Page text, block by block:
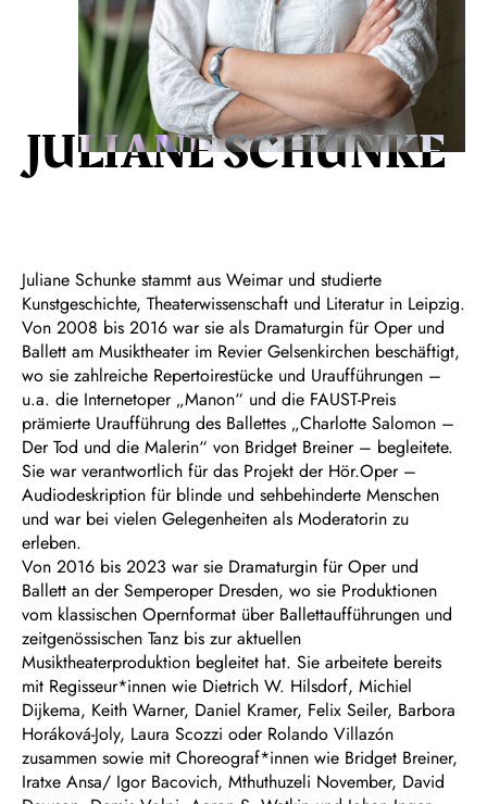
JULIANE SCHUNKE
Juliane Schunke stammt aus Weimar und studierte
Kunstgeschichte, Theaterwissenschaft und Literatur in Leipzig.
Von 2008 bis 2016 war sie als Dramaturgin für Oper und
Ballett am Musiktheater im Revier Gelsenkirchen beschäftigt,
wo sie zahlreiche Repertoirestücke und Uraufführungen –
u.a. die Internetoper „Manon“ und die FAUST-Preis
prämierte Uraufführung des Ballettes „Charlotte Salomon –
Der Tod und die Malerin“ von Bridget Breiner – begleitete.
Sie war verantwortlich für das Projekt der Hör.Oper –
Audiodeskription für blinde und sehbehinderte Menschen
und war bei vielen Gelegenheiten als Moderatorin zu
erleben.
Von 2016 bis 2023 war sie Dramaturgin für Oper und
Ballett an der Semperoper Dresden, wo sie Produktionen
vom klassischen Opernformat über Ballettaufführungen und
zeitgenössischen Tanz bis zur aktuellen
Musiktheaterproduktion begleitet hat. Sie arbeitete bereits
mit Regisseur*innen wie Dietrich W. Hilsdorf, Michiel
Dijkema, Keith Warner, Daniel Kramer, Felix Seiler, Barbora
Horáková-Joly, Laura Scozzi oder Rolando Villazón
zusammen sowie mit Choreograf*innen wie Bridget Breiner,
Iratxe Ansa/ Igor Bacovich, Mthuthuzeli November, David